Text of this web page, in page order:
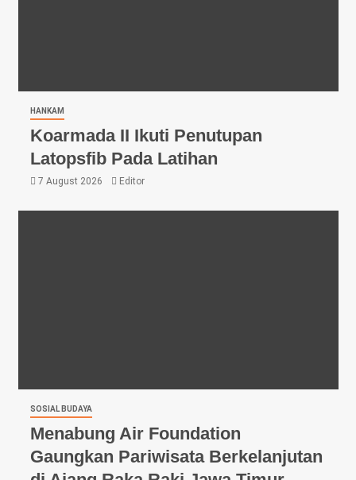
HANKAM
Koarmada II Ikuti Penutupan
Latopsfib Pada Latihan
7 August 2026 Editor
SOSIAL BUDAYA
Menabung Air Foundation
Gaungkan Pariwisata Berkelanjutan